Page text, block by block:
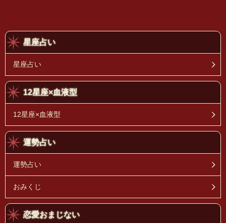
星座占い
星座占い
12星座×血液型
12星座×血液型
運勢占い
運勢占い
おみくじ
恋愛おまじない